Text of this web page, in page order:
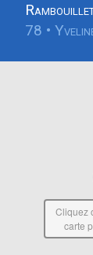
78 •
Cliquez
carte